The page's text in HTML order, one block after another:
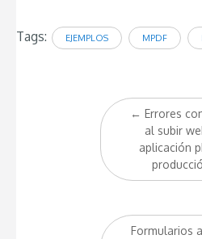
Tags: EJEMPLOS MPDF
navigation
← Errores
al subir
aplicación
Formularios